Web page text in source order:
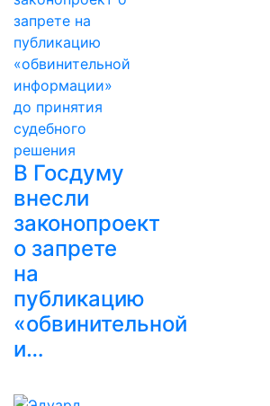
В Госдуму
внесли
законопроект
о запрете
на
публикацию
«обвинительной
и…